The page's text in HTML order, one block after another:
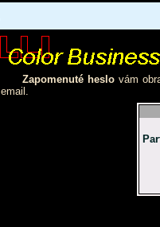
Zapomenuté heslovám
email.